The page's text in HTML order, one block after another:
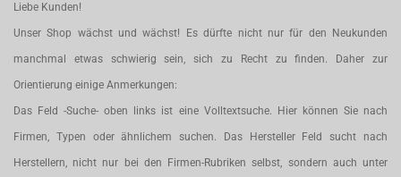
Liebe Kunden!
Unser Shop wächst und wächst! Es dürfte nicht nur für den Neukunden
manchmal etwas schwierig sein, sich zu Recht zu finden. Daher zur
Orientierung einige Anmerkungen:
Das Feld -Suche- oben links ist eine Volltextsuche. Hier können Sie nach
Firmen, Typen oder ähnlichem suchen. Das Hersteller Feld sucht nach
Herstellern, nicht nur bei den Firmen-Rubriken selbst, sondern auch unter